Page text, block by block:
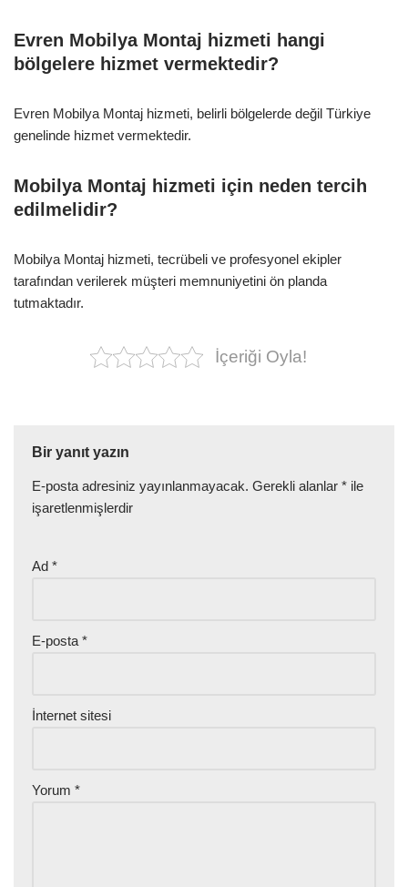
Evren Mobilya Montaj hizmeti hangi
bölgelere hizmet vermektedir?
Evren Mobilya Montaj hizmeti, belirli bölgelerde değil Türkiye
genelinde hizmet vermektedir.
Mobilya Montaj hizmeti için neden tercih
edilmelidir?
Mobilya Montaj hizmeti, tecrübeli ve profesyonel ekipler
tarafından verilerek müşteri memnuniyetini ön planda
tutmaktadır.
İçeriği Oyla!
Bir yanıt yazın
E-posta adresiniz yayınlanmayacak. Gerekli alanlar * ile
işaretlenmişlerdir
Ad *
E-posta *
İnternet sitesi
Yorum *